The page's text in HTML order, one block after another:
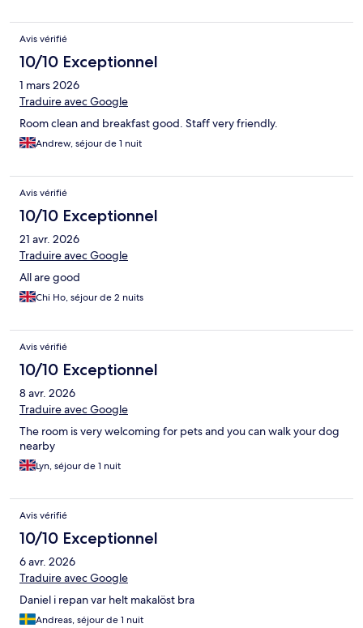
Avis vérifié
10/10 Exceptionnel
1 mars 2026
Traduire avec Google
Room clean and breakfast good. Staff very friendly.
Andrew, séjour de 1 nuit
Avis vérifié
10/10 Exceptionnel
21 avr. 2026
Traduire avec Google
All are good
Chi Ho, séjour de 2 nuits
Avis vérifié
10/10 Exceptionnel
8 avr. 2026
Traduire avec Google
The room is very welcoming for pets and you can walk your dog
nearby
Lyn, séjour de 1 nuit
Avis vérifié
10/10 Exceptionnel
6 avr. 2026
Traduire avec Google
Daniel i repan var helt makalöst bra
Andreas, séjour de 1 nuit